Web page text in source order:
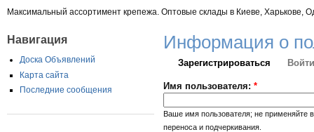
Максимальный ассортимент крепежа. Оптовые склады в Киеве, Харькове,
Навигация
Доска Объявлений
Карта сайта
Последние сообщения
Информация о
Зарегистрироваться
Имя пользователя: *
Ваше имя пользователя; не применяйте
переноса и подчеркивания.